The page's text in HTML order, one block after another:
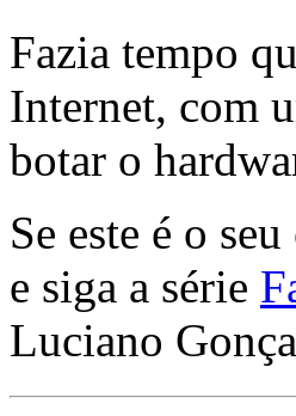
Fazia tempo
Internet, com
botar o
Se este é o
e siga a série
Luciano